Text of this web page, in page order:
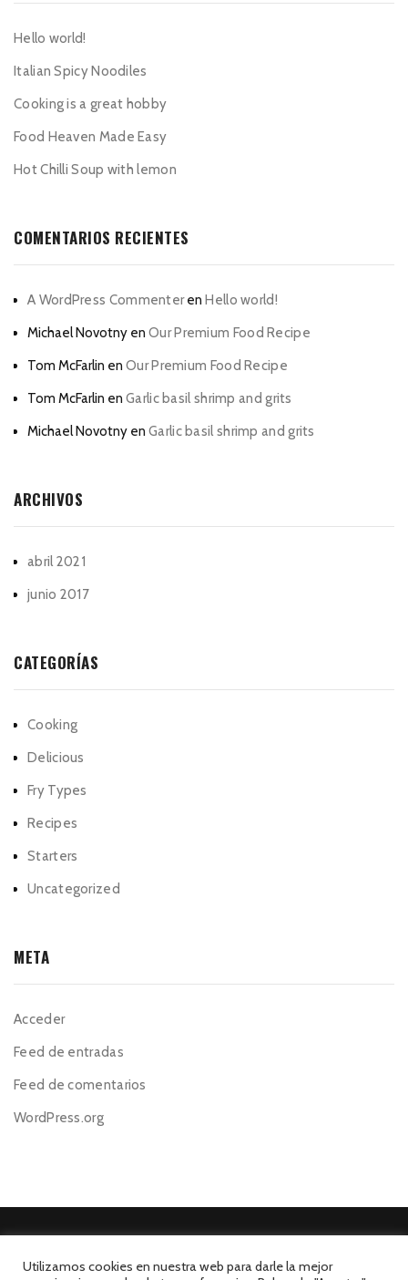
Hello world!
Italian Spicy Noodiles
Cooking is a great hobby
Food Heaven Made Easy
Hot Chilli Soup with lemon
COMENTARIOS RECIENTES
A WordPress CommenterenHello world!
Michael Novotny en Our Premium Food Recipe
Tom McFarlin en Our Premium Food Recipe
Tom McFarlin en Garlic basil shrimp and grits
Michael Novotny en Garlic basil shrimp and grits
ARCHIVOS
abril 2021
junio 2017
CATEGORÍAS
Cooking
Delicious
Fry Types
Recipes
Starters
Uncategorized
META
Acceder
Feed de entradas
Feed de comentarios
WordPress.org
Utilizamos cookies en nuestra web para darle la mejor